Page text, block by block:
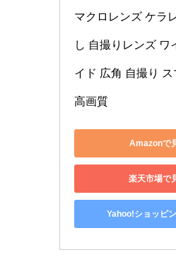
マクロレンズ ケラ
し 自撮りレンズ ワ
イド 広角 自撮り
高画質
Amazonで
楽天市場で
Yahoo!ショッピ